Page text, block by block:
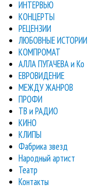
ИНТЕРВЬЮ
КОНЦЕРТЫ
РЕЦЕНЗИИ
ЛЮБОВНЫЕ ИСТОРИИ
КОМПРОМАТ
АЛЛА ПУГАЧЕВА и Ко
ЕВРОВИДЕНИЕ
МЕЖДУ ЖАНРОВ
ПРОФИ
ТВ и РАДИО
КИНО
КЛИПЫ
Фабрика звезд
Народный артист
Театр
Контакты